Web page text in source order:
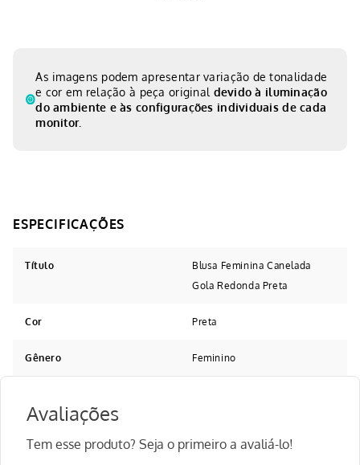
As imagens podem apresentar variação de tonalidade
e cor em relação à peça original devido à iluminação
do ambiente e às configurações individuais de cada
monitor.
Título
Blusa Feminina Canelada
Gola Redonda Preta
Cor Preta
Gênero Feminino
Avaliações
Tem esse produto? Seja o primeiro a avaliá-lo!